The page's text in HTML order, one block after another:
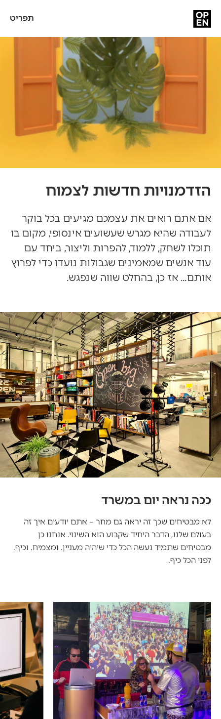
תפריט
הזדמנויות חדשות לצמוח
אם אתם רואים את עצמכם מגיעים בכל בוקר
לעבודה שהיא מגרש שעשועים אינסופי, מקום בו
תוכלו לשחק, ללמוד, להפרות וליצור, ביחד עם
עוד אנשים שמאמינים שגבולות נועדו כדי לפרוץ
אותם… אז כן, בהחלט שווה שנפגש.
ככה נראה יום במשרד
לא מבטיחים שכך זה יראה גם מחר – אתם יודעים איך זה
בעולם שלנו, הדבר היחיד שקבוע הוא השינוי. אנחנו כן
מבטיחים שתמיד נעשה הכל כדי שיהיה מעניין. ומצמיח. וכיף.
לפני הכל כיף.